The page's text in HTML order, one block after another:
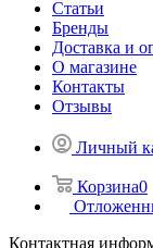
Статьи
Бренды
Доставка и
О магазине
Контакты
Отзывы
Личный
Корзина0
Контактная